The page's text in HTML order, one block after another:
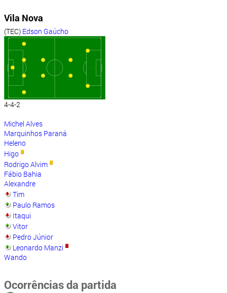
Vila Nova
(TEC) Edson Gaúcho
4-4-2
Michel Alves
Marquinhos Paraná
Heleno
Higo
Rodrigo Alvim
Fábio Bahia
Alexandre
Tim
Paulo Ramos
Itaqui
Vitor
Pedro Júnior
Leonardo Manzi
Wando
Ocorrências da partida